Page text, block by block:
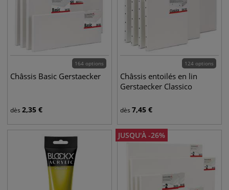
164 options
Châssis Basic Gerstaecker
dès 2,35 €
124 options
Châssis entoilés en lin
Gerstaecker Classico
dès 7,45 €
JUSQU'À -26%